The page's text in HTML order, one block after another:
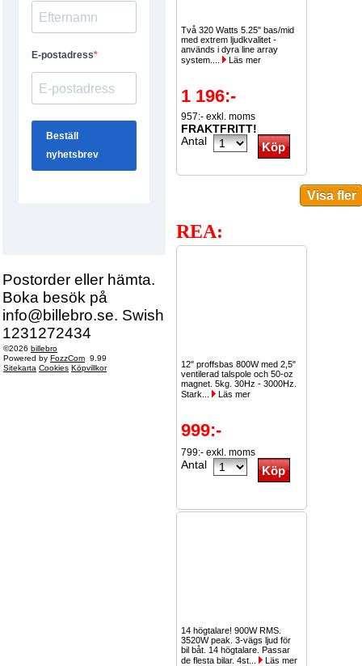
Postorder eller hämta.
Boka besök på
info@billebro.se. Swish
1231272434
©2026 billebro
Powered by FozzCom 9.99
Sitekarta Cookies Köpvillkor
Två 320 Watts 5.25" bas/mid
med extrem ljudkvalitet -
används i dyra line array
system....
Läs mer
1 196:-
957:- exkl. moms
FRAKTFRITT!
Antal
REA:
12" proffsbas 800W med 2,5"
ventilerad talspole och 50-oz
magnet. 5kg. 30Hz - 3000Hz.
Stark...
Läs mer
999:-
799:- exkl. moms
Antal
14 högtalare! 900W RMS.
3520W peak. 3-vägs ljud för
bil båt. 14 högtalare. Passar
de flesta bilar. 4st...
Läs mer